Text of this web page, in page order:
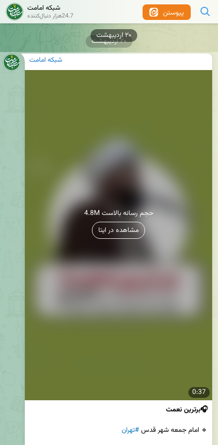
۲۰ اردیبهشت
پیوستن شبکه امامت
24.7هزار دنبال‌کننده
شبکه امامت
0:37
4.8M حجم رسانه بالاست
مشاهده در ایتا
🎧برترین نعمت
🔹 امام جمعه شهر قدس #تهران
۲۰ اردیبهشت